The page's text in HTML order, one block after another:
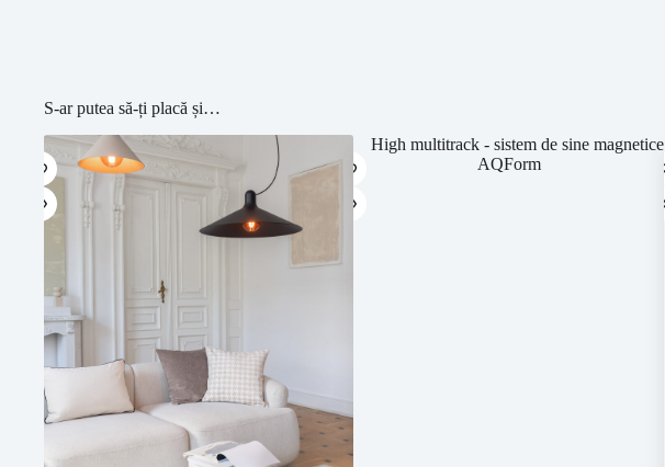
S-ar putea să-ți placă și…